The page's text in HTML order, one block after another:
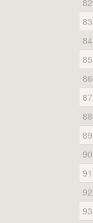
82
83
84
85
86
87
88
89
90
91
92
93